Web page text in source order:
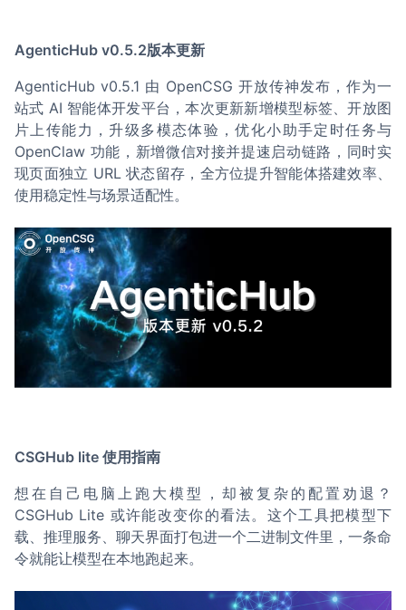
AgenticHub v0.5.2版本更新
AgenticHub v0.5.1 由 OpenCSG 开放传神发布，作为一
站式 AI 智能体开发平台，本次更新新增模型标签、开放图
片上传能力，升级多模态体验，优化小助手定时任务与
OpenClaw 功能，新增微信对接并提速启动链路，同时实
现页面独立 URL 状态留存，全方位提升智能体搭建效率、
使用稳定性与场景适配性。
CSGHub lite 使用指南
想在自己电脑上跑大模型，却被复杂的配置劝退？
CSGHub Lite 或许能改变你的看法。这个工具把模型下
载、推理服务、聊天界面打包进一个二进制文件里，一条命
令就能让模型在本地跑起来。